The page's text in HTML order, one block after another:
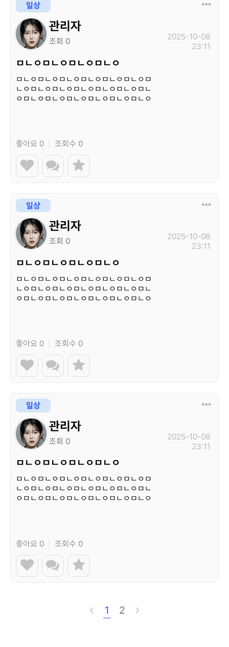
일상
관리자
조회 0
ㅁㄴㅇㅁㄴㅇㅁㄴㅇㅁㄴㅇ
ㅁㄴㅇㅁㄴㅇㅁㄴㅇㅁㄴㅇㅁㄴㅇㅁㄴㅇㅁ
ㄴㅇㅁㄴㅇㅁㄴㅇㅁㄴㅇㅁㄴㅇㅁㄴㅇㅁㄴ
ㅇㅁㄴㅇㅁㄴㅇㅁㄴㅇㅁㄴㅇㅁㄴㅇㅁㄴㅇ
2025-10-08
23:11
좋아요 0 조회수 0
일상
관리자
조회 0
ㅁㄴㅇㅁㄴㅇㅁㄴㅇㅁㄴㅇ
ㅁㄴㅇㅁㄴㅇㅁㄴㅇㅁㄴㅇㅁㄴㅇㅁㄴㅇㅁ
ㄴㅇㅁㄴㅇㅁㄴㅇㅁㄴㅇㅁㄴㅇㅁㄴㅇㅁㄴ
ㅇㅁㄴㅇㅁㄴㅇㅁㄴㅇㅁㄴㅇㅁㄴㅇㅁㄴㅇ
2025-10-08
23:11
좋아요 0 조회수 0
일상
관리자
조회 0
ㅁㄴㅇㅁㄴㅇㅁㄴㅇㅁㄴㅇ
ㅁㄴㅇㅁㄴㅇㅁㄴㅇㅁㄴㅇㅁㄴㅇㅁㄴㅇㅁ
ㄴㅇㅁㄴㅇㅁㄴㅇㅁㄴㅇㅁㄴㅇㅁㄴㅇㅁㄴ
ㅇㅁㄴㅇㅁㄴㅇㅁㄴㅇㅁㄴㅇㅁㄴㅇㅁㄴㅇ
2025-10-08
23:11
좋아요 0 조회수 0
1 2